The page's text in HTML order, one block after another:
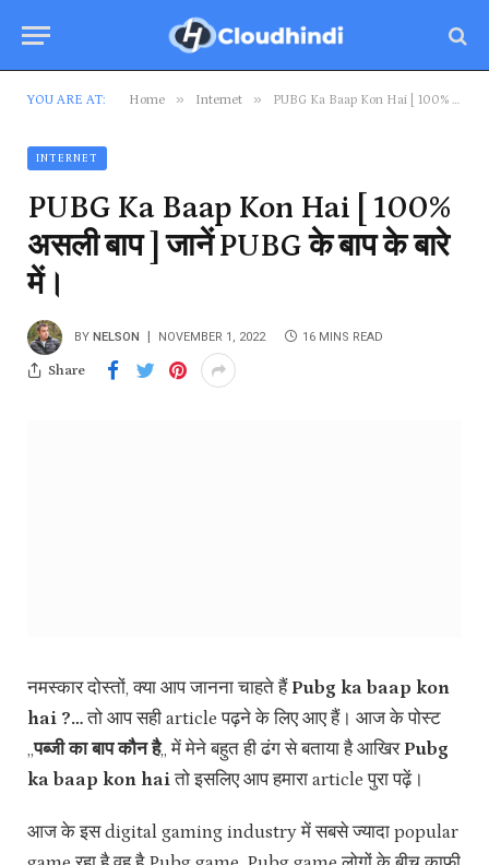
YOU ARE AT: Home » Internet » PUBG Ka Baap Kon Hai [ 100% असली बाप ] जानें PUBG के बाप के बारे में।
INTERNET
PUBG Ka Baap Kon Hai [ 100%
असली बाप ] जानें PUBG के बाप के बारे
में।
BY NELSON NOVEMBER 1, 2022 16 MINS READ
Share
नमस्कार दोस्तों, क्या आप जानना चाहते हैं Pubg ka baap kon
hai ?…तो‌ आप सही article पढ़ने के लिए आए हैं। आज के पोस्ट
,,पब्जी का बाप कौन है,, में मेने बहुत ही ढंग से बताया है आखिर Pubg
ka baap kon haiतो इसलिए आप हमारा article पुरा पढ़ें।
आज के इस digital gaming industry‌ में सबसे ज्यादा popular